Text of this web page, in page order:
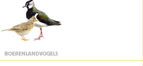
BOERENLANDVOGELS